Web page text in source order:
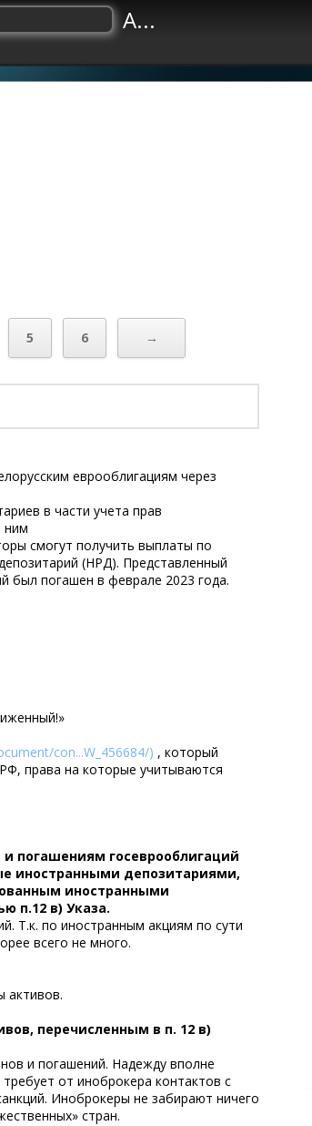
5 6 →
еврооблигациям через
в части учета прав
ним
смогут получить выплаты по
(НРД). Представленный
был погашен в феврале 2023 года.
con...W_456684/) , который
права на которые учитываются
и погашениям госеврооблигаций
иностранными депозитариями,
иностранными
п.12 в) Указа.
Т.к. по иностранным акциям по сути
всего не много.
активов.
перечисленным в п. 12 в)
и погашений. Надежду вполне
от иноброкера контактов с
Иноброкеры не забирают ничего
стран.
A...